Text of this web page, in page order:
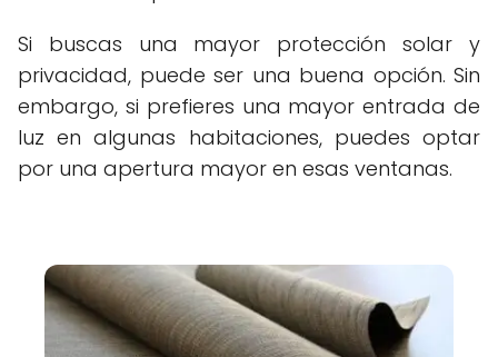
Si buscas una mayor protección solar y
privacidad, puede ser una buena opción. Sin
embargo, si prefieres una mayor entrada de
luz en algunas habitaciones, puedes optar
por una apertura mayor en esas ventanas.